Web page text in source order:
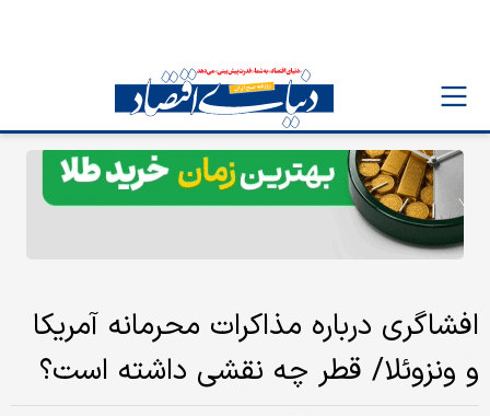
افشاگری درباره مذاکرات محرمانه آمریکا
و ونزوئلا/ قطر چه نقشی داشته است؟